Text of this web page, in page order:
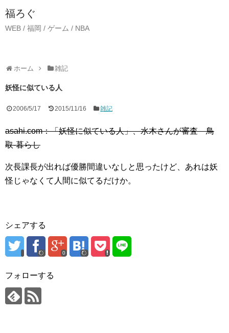
福ろぐ
WEB / 福岡 / ゲーム / NBA
ホーム 雑記
妖怪に似ている人
2006/5/17 2015/11/16 雑記
asahi.com：「妖怪に似ている人」、水木さんが審査 鳥
取-暮らし
次長課長が出れば優勝間違いなしと思ったけど、あれは妖
怪じゃなくて人間に似てるだけか。
シェアする
0
フォローする